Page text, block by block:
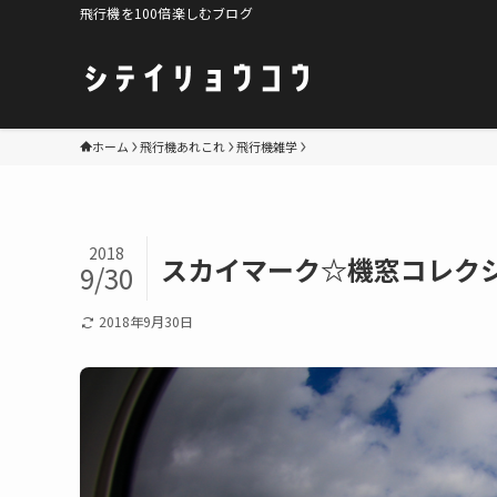
飛行機を100倍楽しむブログ
ホーム 飛行機あれこれ 飛行機雑学
スカイマーク☆機窓コレク
2018
9/30
2018年9月30日